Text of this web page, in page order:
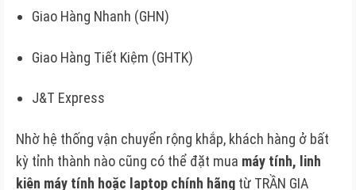
Giao Hàng Nhanh (GHN)
Giao Hàng Tiết Kiệm (GHTK)
J&T Express
Nhờ hệ thống vận chuyển rộng khắp, khách hàng ở bất
kỳ tỉnh thành nào cũng có thể đặt mua máy tính, linh
kiện máy tính hoặc laptop chính hãng từ TRẦN GIA